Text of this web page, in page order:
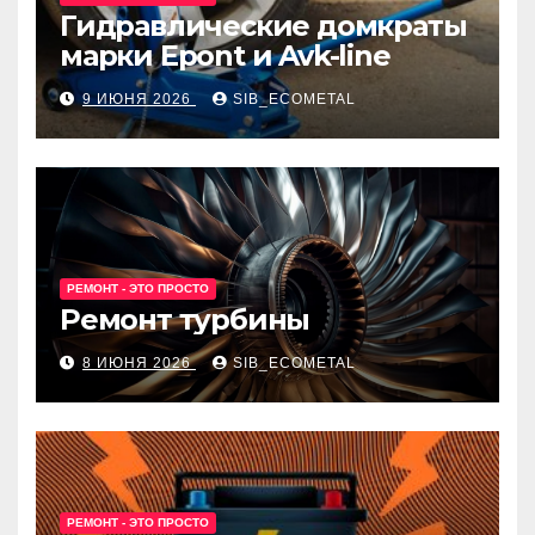
Гидравлические домкраты
марки Epont и Avk-line
9 ИЮНЯ 2026 SIB_ECOMETAL
РЕМОНТ - ЭТО ПРОСТО
Ремонт турбины
8 ИЮНЯ 2026 SIB_ECOMETAL
РЕМОНТ - ЭТО ПРОСТО